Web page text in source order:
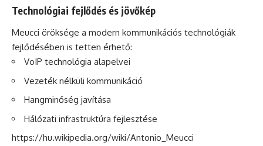
Technológiai fejlődés és jövőkép
Meucci öröksége a modern kommunikációs technológiák
fejlődésében is tetten érhető:
VoIP technológia alapelvei
Vezeték nélküli kommunikáció
Hangminőség javítása
Hálózati infrastruktúra fejlesztése
https://hu.wikipedia.org/wiki/Antonio_Meucci